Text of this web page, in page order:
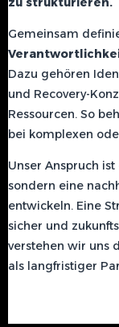
Gemeinsam
Dazu gehören
und Recovery-
Ressourcen. So
bei komplexen
Unser Anspruch
sondern eine
entwickeln. Eine
sicher und
verstehen wir uns
als langfristiger